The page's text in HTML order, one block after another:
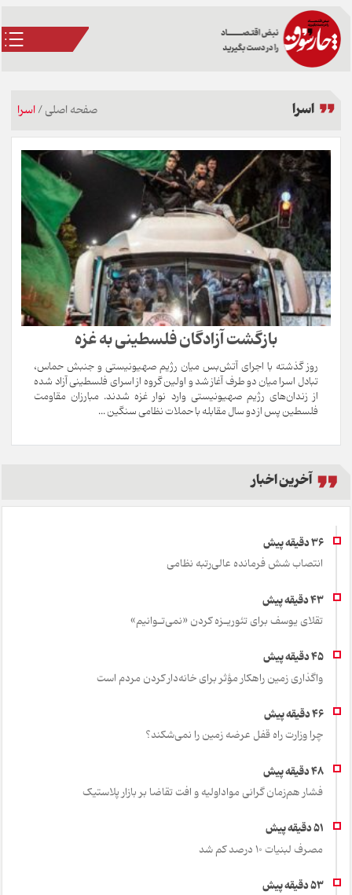
اسرا صفحه اصلی/اسرا
بازگشت آزادگان فلسطینی به غزه
روز گذشته با اجرای آتش‌بس میان رژیم صهیونیستی و جنبش حماس،
تبادل اسرا میان دو طرف آغاز شد و اولین گروه از اسرای فلسطینی آزاد شده
از زندان‌های رژیم صهیونیستی وارد نوار غزه شدند. مبارزان مقاومت
فلسطین پس از دو سال مقابله با حملات نظامی سنگین ...
آخرین اخبار
انتصاب شش فرمانده عالی‌رتبه نظامی
تقلای یوسف برای تئور‌یـزه ک‍ردن «نمی‌تـوانیم»
واگذاری زمین راهکار مؤثر برای خانه‌دار کردن مردم است
چرا وزارت راه قفل عرضه زمین را نمی‌شکند؟
فشار هم‌زمان گرانی مواداولیه و افت تقاضا بر بازار پلاستیک
مصرف لبنیات 10 درصد کم شد